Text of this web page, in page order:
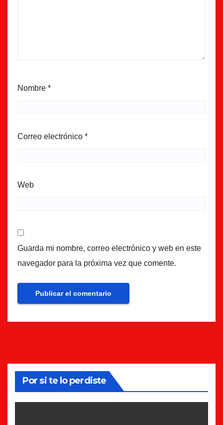
Nombre *
Correo electrónico *
Web
Guarda mi nombre, correo electrónico y web en este
navegador para la próxima vez que comente.
Por si te lo perdiste